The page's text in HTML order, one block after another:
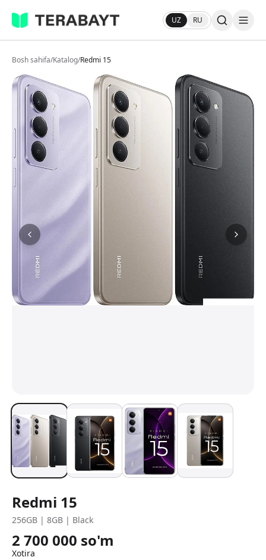
UZ RU
Bosh sahifa/Katalog/Redmi 15
Redmi 15
256GB | 8GB | Black
2 700 000 so'm
Xotira